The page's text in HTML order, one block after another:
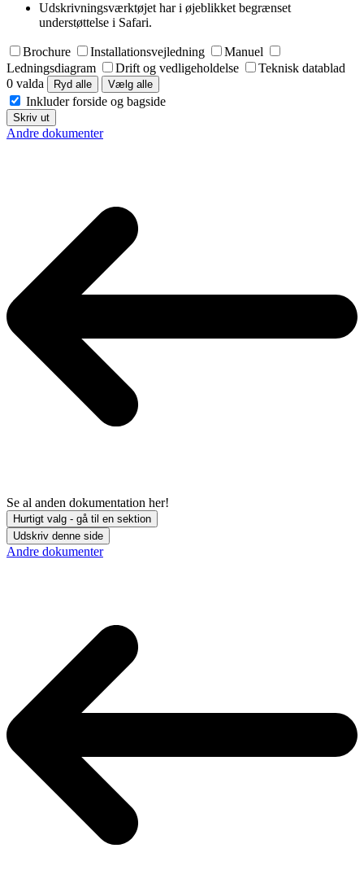
Udskrivningsværktøjet har i øjeblikket begrænset
understøttelse i Safari.
Brochure Installationsvejledning
Manuel
Ledningsdiagram
Drift og vedligeholdelse
Teknisk datablad
0 valda
Ryd alle Vælg alle
Inkluder forside og bagside
Skriv ut
Andre dokumenter
Se al anden dokumentation her!
Hurtigt valg - gå til en sektion
Udskriv denne side
Andre dokumenter